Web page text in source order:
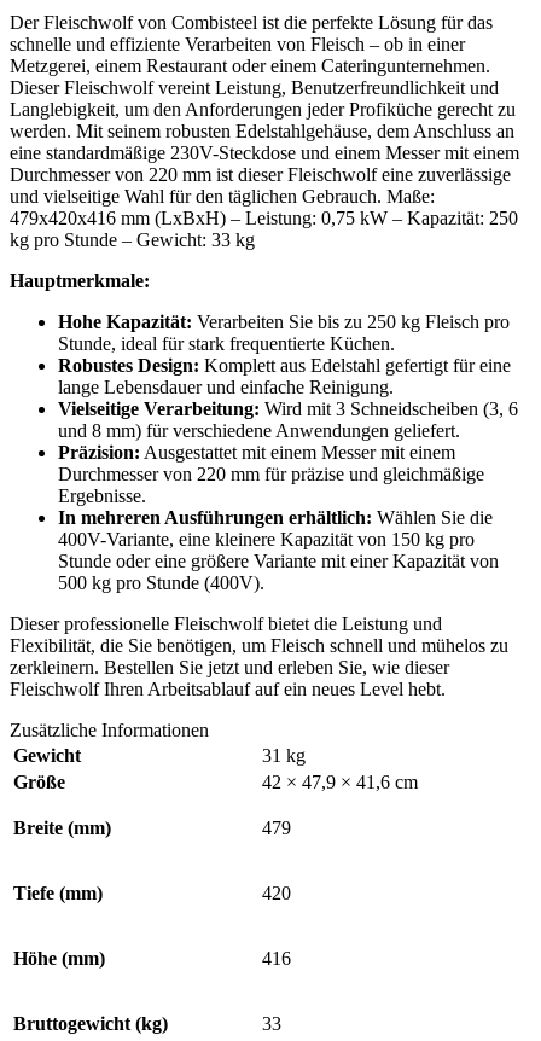
Der Fleischwolf von Combisteel ist die perfekte Lösung für das
schnelle und effiziente Verarbeiten von Fleisch – ob in einer
Metzgerei, einem Restaurant oder einem Cateringunternehmen.
Dieser Fleischwolf vereint Leistung, Benutzerfreundlichkeit und
Langlebigkeit, um den Anforderungen jeder Profiküche gerecht zu
werden. Mit seinem robusten Edelstahlgehäuse, dem Anschluss an
eine standardmäßige 230V-Steckdose und einem Messer mit einem
Durchmesser von 220 mm ist dieser Fleischwolf eine zuverlässige
und vielseitige Wahl für den täglichen Gebrauch. Maße:
479x420x416 mm (LxBxH) – Leistung: 0,75 kW – Kapazität: 250
kg pro Stunde – Gewicht: 33 kg
Hauptmerkmale:
Hohe Kapazität: Verarbeiten Sie bis zu 250 kg Fleisch pro
Stunde, ideal für stark frequentierte Küchen.
Robustes Design: Komplett aus Edelstahl gefertigt für eine
lange Lebensdauer und einfache Reinigung.
Vielseitige Verarbeitung: Wird mit 3 Schneidscheiben (3, 6
und 8 mm) für verschiedene Anwendungen geliefert.
Präzision: Ausgestattet mit einem Messer mit einem
Durchmesser von 220 mm für präzise und gleichmäßige
Ergebnisse.
In mehreren Ausführungen erhältlich: Wählen Sie die
400V-Variante, eine kleinere Kapazität von 150 kg pro
Stunde oder eine größere Variante mit einer Kapazität von
500 kg pro Stunde (400V).
Dieser professionelle Fleischwolf bietet die Leistung und
Flexibilität, die Sie benötigen, um Fleisch schnell und mühelos zu
zerkleinern. Bestellen Sie jetzt und erleben Sie, wie dieser
Fleischwolf Ihren Arbeitsablauf auf ein neues Level hebt.
Zusätzliche Informationen
Gewicht
31 kg
Größe
42 × 47,9 × 41,6 cm
Breite (mm) 479
Tiefe (mm) 420
Höhe (mm) 416
Bruttogewicht (kg) 33